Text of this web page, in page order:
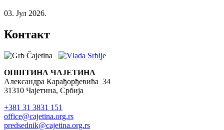
03. Јул 2026.
Контакт
ОПШТИНА ЧАЈЕТИНА
Александра Карађорђевића 34
31310 Чајетина, Србија
+381 31 3831 151
office@cajetina.org.rs
predsednik@cajetina.org.rs